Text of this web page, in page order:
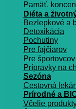
Pamäť,
Diéta a
Bezlepkové a
Detoxikácia
Pochutiny
Pre fajčiarov
Pre športovcov
Prípravky na
Sezóna
Cestovná
Prírodné a
Včelie